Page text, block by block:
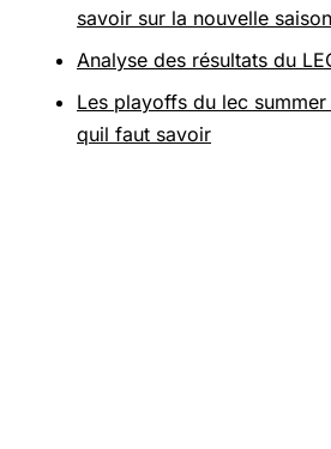
savoir sur la nouvelle saison
Analyse des résultats du
Les playoffs du lec
quil faut savoir